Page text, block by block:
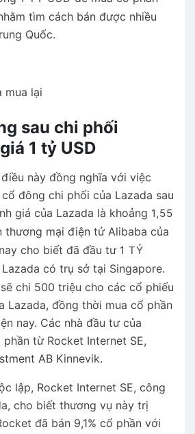
tìm cách bán được nhiều
Quốc.
mua lại
sau chi phối
1 tỷ USD
điều này đồng nghĩa với việc
đông chi phối của Lazada sau
giá của Lazada là khoảng 1,55
thương mại điện tử Alibaba của
cho biết đã đầu tư 1 TỶ
có trụ sở tại Singapore.
chi 500 triệu cho các cổ phiếu
Lazada, đồng thời mua cổ phần
nay. Các nhà đầu tư của
từ Rocket Internet SE,
AB Kinnevik.
lập, Rocket Internet SE, công
cho biết thương vụ này trị
đã bán 9,1% cổ phần với